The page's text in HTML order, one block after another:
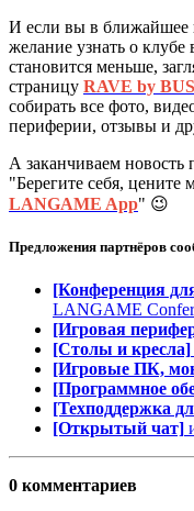
И если вы в ближайшее
желание узнать о клубе
становится меньше,
страницу RAVE by
собирать все фото,
периферии, отзывы и
А заканчиваем новость
"Берегите себя, цените
LANGAME App" 😉
Предложения партнёров
[Конференция
LANGAME
[Игровая
[Столы и кресла]
[Игровые ПК,
[Программное
[Техподдержка
[Открытый чат]
0 комментариев